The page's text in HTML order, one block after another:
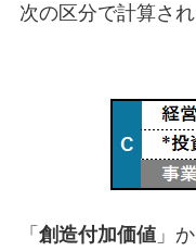
次の区分で計算され
「 創造付加価値」か